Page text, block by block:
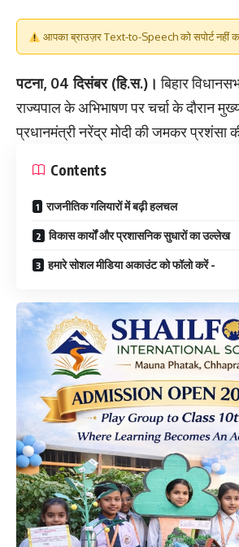
आपका ब्राउज़र Text-to-Speech को सपोर्ट नहीं
पटना, 04 दिसंबर (हि.स.)। बिहार
राज्यपाल के अभिभाषण पर चर्चा के दौरान
प्रधानमंत्री नरेंद्र मोदी की जमकर प्रशंसा
Contents
राजनीतिक गलियारों में बढ़ी हलचल
विकास कार्यों और प्रशासनिक सुधारों का उल्लेख
हमारे सोशल मीडिया अकाउंट को फॉलो करें -